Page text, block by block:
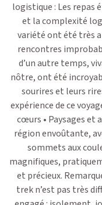
logistique : Les
et la complexité
variété ont été très
rencontres
d’un autre temps,
nôtre, ont été
sourires et leurs
expérience de ce
cœurs • Paysages et
région envoûtante,
sommets aux
magnifiques,
et précieux.
trek n’est pas très